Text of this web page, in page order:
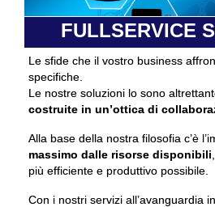
PRIVACY
CONTATTI
FULLSERVICE
Le sfide che il vostro business
specifiche.
Le nostre soluzioni lo sono
costruite in un’ottica di
Alla base della nostra filosofia c’è
massimo dalle risorse disponibili
più efficiente e produttivo possibile.
Con i nostri servizi all’avanguardia